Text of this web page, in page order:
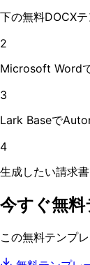
下の無料DOCX
2
Microsoft Word
3
Lark Baseで
4
生成したい請求
今すぐ無
この無料テンプ